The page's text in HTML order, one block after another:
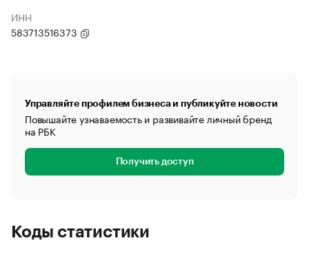
ИНН
583713516373
Управляйте профилем бизнеса и публикуйте новости
Повышайте узнаваемость и развивайте личный бренд
на РБК
Получить доступ
Коды статистики